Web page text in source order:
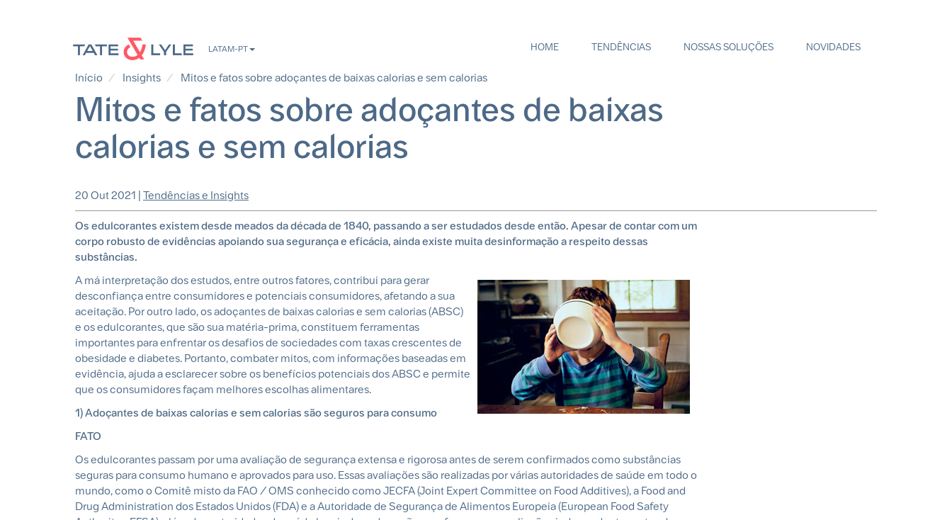
LATAM-PT
Multi
menu
HOME TENDÊNCIAS NOSSAS SOLUÇÕES NOVIDADES
Início Insights Mitos e fatos sobre adoçantes de baixas calorias e sem calorias
Mitos e fatos sobre adoçantes de baixas
calorias e sem calorias
20 Out 2021 Tendências e Insights
Os edulcorantes existem desde meados da década de 1840, passando a ser estudados desde então. Apesar de contar com um
corpo robusto de evidências apoiando sua segurança e eficácia, ainda existe muita desinformação a respeito dessas
substâncias.
A má interpretação dos estudos, entre outros fatores, contribui para gerar
desconfiança entre consumidores e potenciais consumidores, afetando a sua
aceitação. Por outro lado, os adoçantes de baixas calorias e sem calorias (ABSC)
e os edulcorantes, que são sua matéria-prima, constituem ferramentas
importantes para enfrentar os desafios de sociedades com taxas crescentes de
obesidade e diabetes. Portanto, combater mitos, com informações baseadas em
evidência, ajuda a esclarecer sobre os benefícios potenciais dos ABSC e permite
que os consumidores façam melhores escolhas alimentares.
1) Adoçantes de baixas calorias e sem calorias são seguros para consumo
FATO
Os edulcorantes passam por uma avaliação de segurança extensa e rigorosa antes de serem confirmados como substâncias
seguras para consumo humano e aprovados para uso. Essas avaliações são realizadas por várias autoridades de saúde em todo o
mundo, como o Comitê misto da FAO / OMS conhecido como JECFA (Joint Expert Committee on Food Additives), a Food and
Drug Administration dos Estados Unidos (FDA) e a Autoridade de Segurança de Alimentos Europeia (European Food Safety